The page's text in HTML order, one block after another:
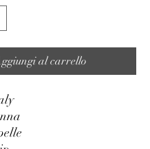
al carrello